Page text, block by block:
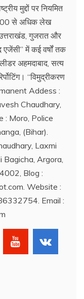
मुद्दों पर नियमित
से अधिक लेख
गुजरात और
एजेंसी’’ में कई वर्षों तक
अहमदाबाद, सत्य
‘‘विमुद्रीकरण
Addess :
Chaudhary,
: Moro, Police
(Bihar).
Laxmi
Bagicha, Argora,
Blog :
Website :
Email :